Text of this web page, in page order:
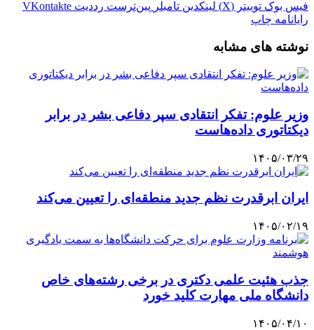
فیس بوک توییتر (X) لینکدین ‫تامبلر ‫پین‌ترست ‫رددیت ‫VKontakte
رایانامه چاپ
نوشته های مشابه
وزیر علوم: تفکر انتقادی سپر دفاعی بشر در برابر
دیکتاتوری داده‌هاست
۱۴۰۵/۰۳/۲۹
ایران ابرقدرت نظم جدید منطقه‌ای را تعیین می‌کند
۱۴۰۵/۰۲/۱۹
جذب هئیت علمی دکتری در برخی رشته‌های خاص
دانشگاه ملی مهارت کلید خورد
۱۴۰۵/۰۴/۱۰